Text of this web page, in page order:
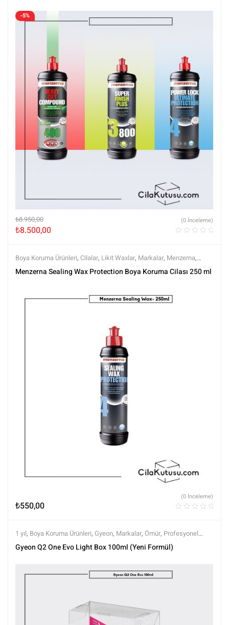
-5%
₺8.950,00
₺8.500,00
(0 İnceleme)
Boya Koruma Ürünleri, Cilalar, Likit Waxlar, Markalar, Menzerna,
Parlatma,Polisaj ve Parlatma,Tüm Ürünler, Tüm Ürünler,Wax
Menzerna Sealing Wax Protection Boya Koruma Cilası 250 ml
₺550,00
(0 İnceleme)
1 yıl, Boya Koruma Ürünleri, Gyeon, Markalar, Ömür, Profesyonel
Seramikler ,Semi Profesyonel Seramikler,Seramik Boya Koruma
Gyeon Q2 One Evo Light Box 100ml (Yeni Formül)